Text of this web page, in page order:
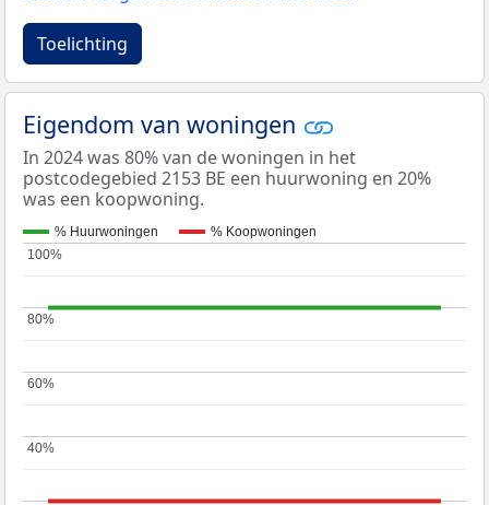
Toelichting
Eigendom van woningen
In 2024 was 80% van de woningen in het
postcodegebied 2153 BE een huurwoning en 20%
was een koopwoning.
% Huurwoningen % Koopwoningen
40%
40%
60%
60%
80%
80%
100%
100%